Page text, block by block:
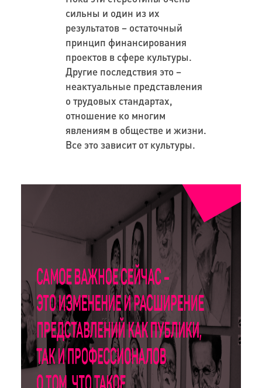
сильны и один из их
результатов – остаточный
принцип финансирования
проектов в сфере культуры.
Другие последствия это –
неактуальные представления
о трудовых стандартах,
отношение ко многим
явлениям в обществе и жизни.
Все это зависит от культуры.